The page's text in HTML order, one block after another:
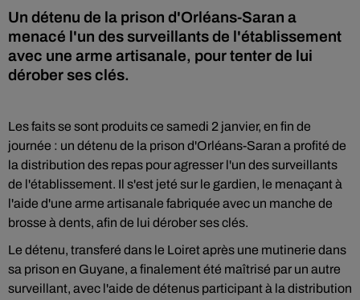
Un détenu de la prison d'Orléans-Saran a
menacé l'un des surveillants de l'établissement
avec une arme artisanale, pour tenter de lui
dérober ses clés.
Les faits se sont produits ce samedi 2 janvier, en fin de
journée : un détenu de la prison d'Orléans-Saran a profité de
la distribution des repas pour agresser l'un des surveillants
de l'établissement. Il s'est jeté sur le gardien, le menaçant à
l'aide d'une arme artisanale fabriquée avec un manche de
brosse à dents, afin de lui dérober ses clés.
Le détenu, transferé dans le Loiret après une mutinerie dans
sa prison en Guyane, a finalement été maîtrisé par un autre
surveillant, avec l'aide de détenus participant à la distribution